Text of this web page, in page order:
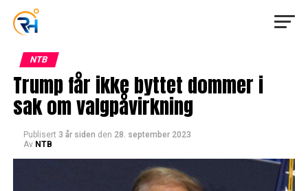
NTB
Trump får ikke byttet dommer i
sak om valgpåvirkning
Publisert 3 år siden den 28. september 2023
Av NTB